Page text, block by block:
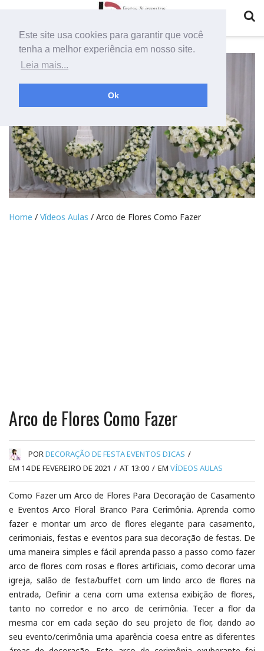
Este site usa cookies para garantir que você
tenha a melhor experiência em nosso site.
Leia mais...
Ok
Home / Vídeos Aulas / Arco de Flores Como Fazer
Arco de Flores Como Fazer
PORDECORAÇÃO DE FESTA EVENTOS DICAS /
EM 14 DE FEVEREIRO DE 2021 / AT 13:00 / EM VÍDEOS AULAS
Como Fazer um Arco de Flores Para Decoração de Casamento
e Eventos Arco Floral Branco Para Cerimônia. Aprenda como
fazer e montar um arco de flores elegante para casamento,
cerimoniais, festas e eventos para sua decoração de festas. De
uma maneira simples e fácil aprenda passo a passo como fazer
arco de flores com rosas e flores artificiais, como decorar uma
igreja, salão de festa/buffet com um lindo arco de flores na
entrada, Definir a cena com uma extensa exibição de flores,
tanto no corredor e no arco de cerimônia. Tecer a flor da
mesma cor em cada seção do seu projeto de flor, dando ao
seu evento/cerimônia uma aparência coesa entre as diferentes